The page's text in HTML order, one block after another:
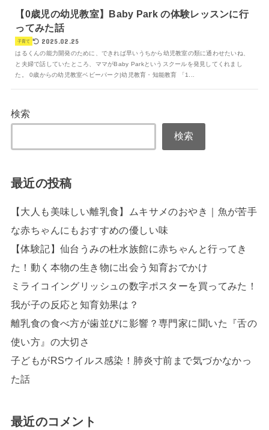
【0歳児の幼児教室】Baby Park の体験レッスンに行
ってみた話
子育て 2025.02.25
はるくんの能力開発のために、できれば早いうちから幼児教室の類に通わせたいね、
と夫婦で話していたところ、ママがBaby Parkというスクールを発見してくれまし
た。 0歳からの幼児教室ベビーパーク|幼児教育・知能教育 「1...
検索
検索
最近の投稿
【大人も美味しい離乳食】ムキサメのおやき｜魚が苦手
な赤ちゃんにもおすすめの優しい味
【体験記】仙台うみの杜水族館に赤ちゃんと行ってき
た！動く本物の生き物に出会う知育おでかけ
ミライコイングリッシュの数字ポスターを買ってみた！
我が子の反応と知育効果は？
離乳食の食べ方が歯並びに影響？専門家に聞いた『舌の
使い方』の大切さ
子どもがRSウイルス感染！肺炎寸前まで気づかなかっ
た話
最近のコメント